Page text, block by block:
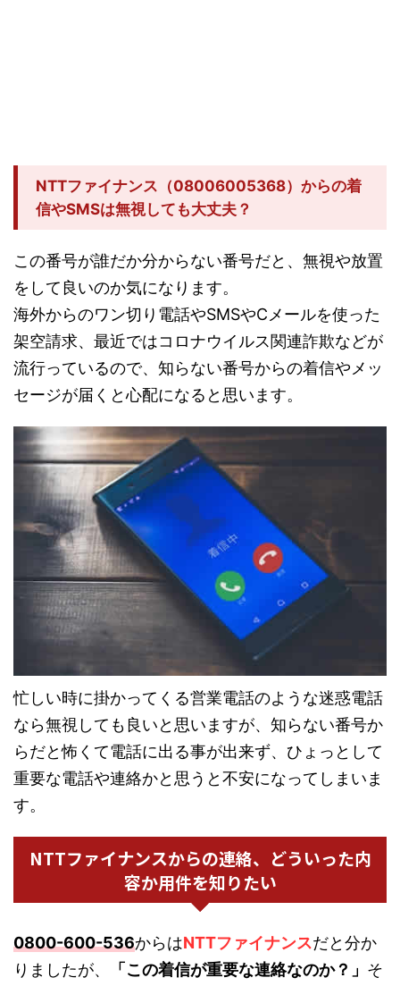
NTTファイナンス（08006005368）からの着
信やSMSは無視しても大丈夫？
この番号が誰だか分からない番号だと、無視や放置
をして良いのか気になります。
海外からのワン切り電話やSMSやCメールを使った
架空請求、最近ではコロナウイルス関連詐欺などが
流行っているので、知らない番号からの着信やメッ
セージが届くと心配になると思います。
忙しい時に掛かってくる営業電話のような迷惑電話
なら無視しても良いと思いますが、知らない番号か
らだと怖くて電話に出る事が出来ず、ひょっとして
重要な電話や連絡かと思うと不安になってしまいま
す。
NTTファイナンスからの連絡、どういった内
容か用件を知りたい
0800-600-536からはNTTファイナンスだと分か
りましたが、
「この着信が重要な連絡なのか？」 そ